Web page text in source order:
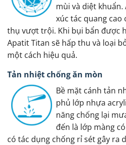
mùi và diệt
xúc tác quang cao
thụ vượt trội. Khi bụi bẩn được
Apatit Titan sẽ hấp thu và loại
một cách hiệu quả.
Tản nhiệt chống ăn mòn
Bề mặt cánh tản
phủ lớp nhựa
năng chống lại
đến là lớp màng
có tác dụng chống rỉ sét gây ra